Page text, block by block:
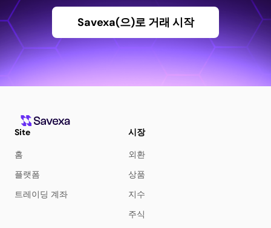
Savexa(으)로 거래 시작
Site
홈
플랫폼
트레이딩 계좌
시장
외환
상품
지수
주식